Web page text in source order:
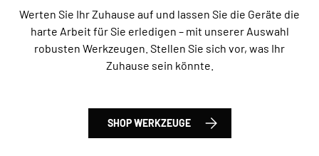
Werten Sie Ihr Zuhause auf und lassen Sie die Geräte die
harte Arbeit für Sie erledigen – mit unserer Auswahl
robusten Werkzeugen. Stellen Sie sich vor, was Ihr
Zuhause sein könnte.
SHOP WERKZEUGE